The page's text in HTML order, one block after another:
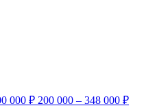
000 ₽ 200 000 – 348 000 ₽